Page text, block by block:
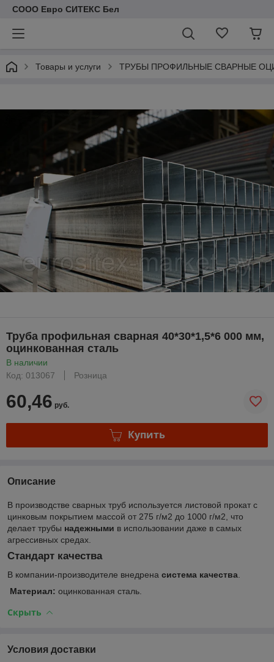
СООО Евро СИТЕКС Бел
Товары и услуги ТРУБЫ ПРОФИЛЬНЫЕ СВАРНЫЕ
Труба профильная сварная 40*30*1,5*6 000 мм,
оцинкованная сталь
В наличии
Код: 013067
Розница
60,46 руб.
Купить
Описание
В производстве сварных труб используется листовой прокат с
цинковым покрытием массой от 275 г/м2 до 1000 г/м2 , что
делает трубы надежными в использовании даже в самых
агрессивных средах.
Стандарт качества
В компании-производителе внедрена система качества
Материал: оцинкованная сталь.
Скрыть
Условия доставки